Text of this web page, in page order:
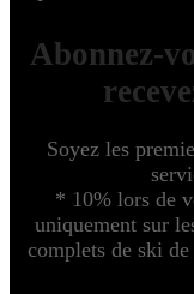
Abonnez-
Soyez les
* 10% lors de
uniquement sur
complets de ski